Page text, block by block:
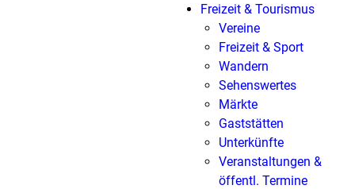
Freizeit & Tourismus
Vereine
Freizeit & Sport
Wandern
Sehenswertes
Märkte
Gaststätten
Unterkünfte
Veranstaltungen &
öffentl. Termine